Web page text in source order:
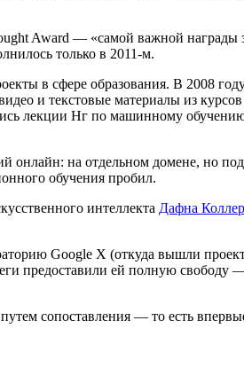
Award — «самой важной награды
только в 2011-м.
в сфере образования. В 2008
и текстовые материалы из
лекции Нг по машинному
на отдельном домене, но
обучения пробил.
интеллекта Дафна Коллер
Google X (откуда вышли
предоставили ей полную
сопоставления — то есть